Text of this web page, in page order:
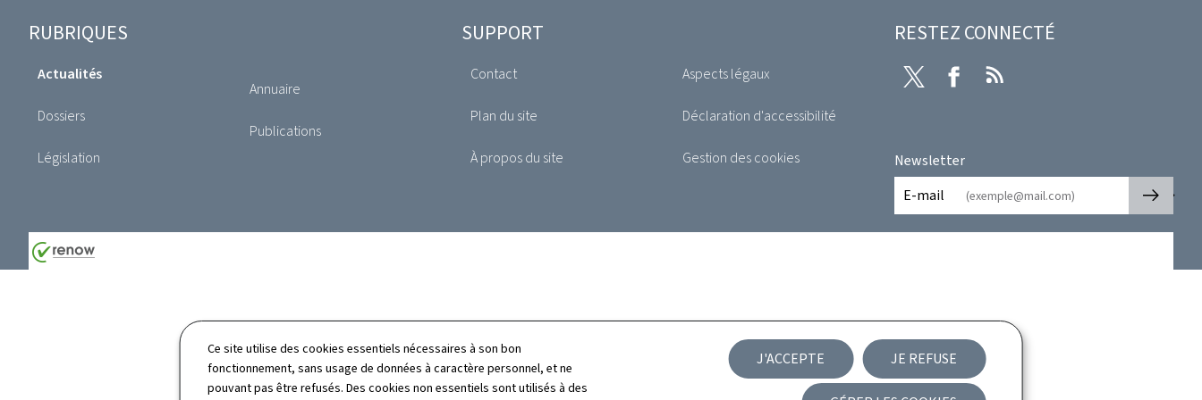
Ce site utilise des cookies essentiels nécessaires à son bon
fonctionnement, sans usage de données à caractère personnel, et ne
pouvant pas être refusés. Des cookies non essentiels sont utilisés à des
J'ACCEPTE JE REFUSE
Pied
de
RUBRIQUES
Actualités
Dossiers
Législation
Annuaire
Publications
SUPPORT
Contact
Plan du site
À propos du site
Aspects légaux
Déclaration d'accessibilité
Gestion des cookies
RESTEZ CONNECTÉ
Twitter Facebook
Newsletter
E-mail
🡒